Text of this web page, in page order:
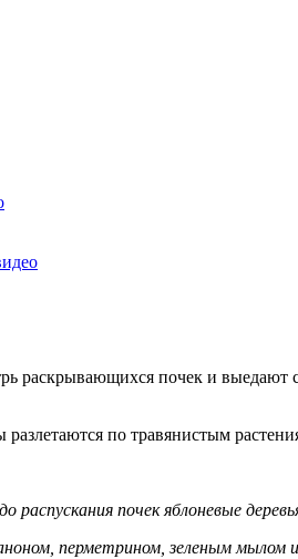
раскрывающихся почек и выедают
по травянистым
почек яблоневые
перметрином, зеленым